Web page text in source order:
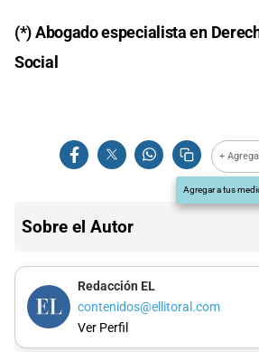
(*) Abogado especialista en
Social
+
Agregar a tus
Sobre el Autor
Redacción EL
contenidos@ellitoral.com
Ver Perfil